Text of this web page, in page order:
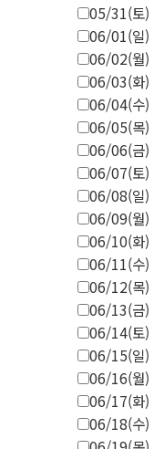
05/31(토)
06/01(일)
06/02(월)
06/03(화)
06/04(수)
06/05(목)
06/06(금)
06/07(토)
06/08(일)
06/09(월)
06/10(화)
06/11(수)
06/12(목)
06/13(금)
06/14(토)
06/15(일)
06/16(월)
06/17(화)
06/18(수)